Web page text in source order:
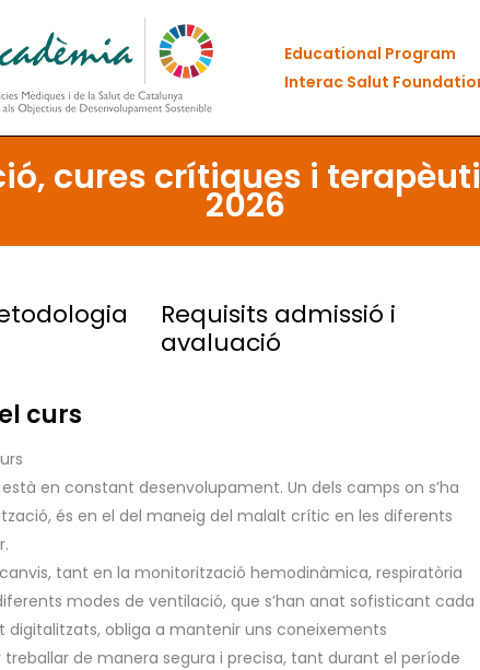
Educational Program
Interac Salut
cures crítiques i
2026
Requisits admissió i
avaluació
curs
en constant desenvolupament. Un dels camps on s’ha
és en el del maneig del malalt crític en les diferents
tant en la monitorització hemodinàmica, respiratòria
modes de ventilació, que s’han anat sofisticant cada
obliga a mantenir uns coneixements
de manera segura i precisa, tant durant el període